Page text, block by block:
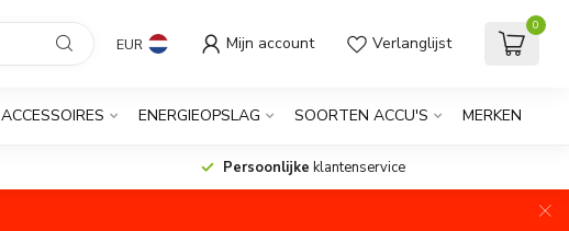
EUR Mijn account Verlanglijst
0
ACCESSOIRES ENERGIEOPSLAG SOORTEN ACCU'S MERKEN
Persoonlijke klantenservice